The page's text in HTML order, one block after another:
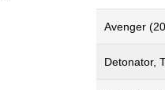
Avenger
Detonator,